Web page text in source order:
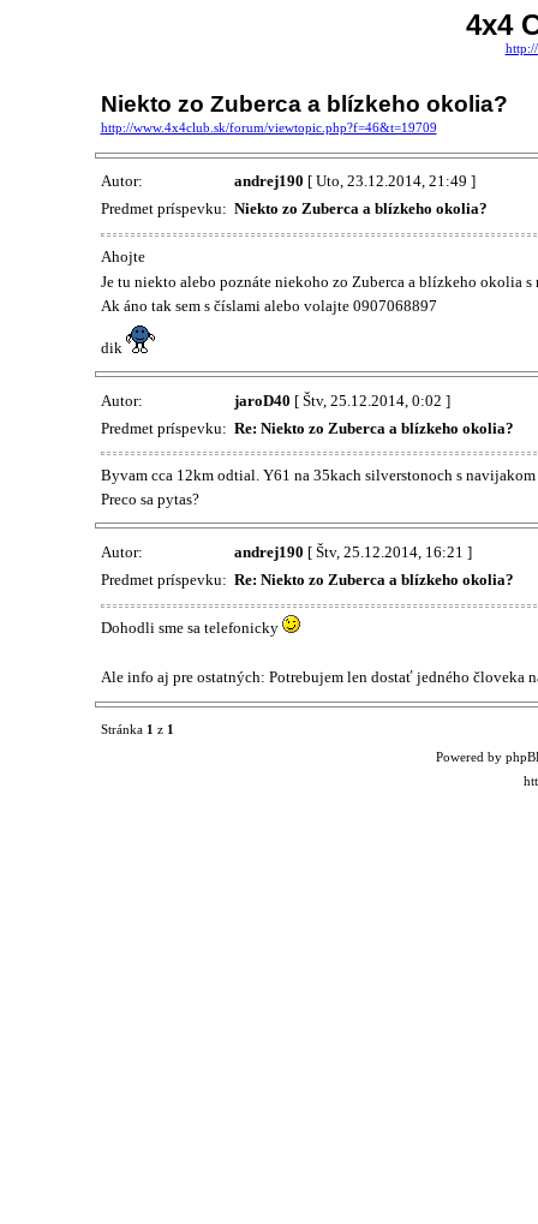
4x4
Niekto zo Zuberca a blízkeho okolia?
http://www.4x4club.sk/forum/viewtopic.php?f=46&t=19709
Autor: andrej190 [ Uto, 23.12.2014, 21:49 ]
Predmet príspevku: Niekto zo Zuberca a blízkeho okolia?
Ahojte
Je tu niekto alebo poznáte niekoho zo Zuberca a blízkeho okolia
Ak áno tak sem s číslami alebo volajte 0907068897
dik
Autor: jaroD40 [ Štv, 25.12.2014, 0:02 ]
Predmet príspevku: Re: Niekto zo Zuberca a blízkeho okolia?
Byvam cca 12km odtial. Y61 na 35kach silverstonoch s
Preco sa pytas?
Autor: andrej190 [ Štv, 25.12.2014, 16:21 ]
Predmet príspevku: Re: Niekto zo Zuberca a blízkeho okolia?
Dohodli sme sa telefonicky
Ale info aj pre ostatných: Potrebujem len dostať jedného človeka
Stránka 1 z 1
Powered by